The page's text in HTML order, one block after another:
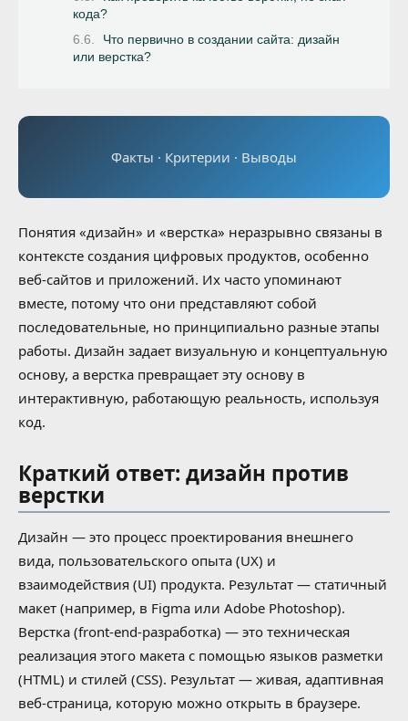
кода?
Что первично в создании сайта: дизайн
или верстка?
Факты · Критерии · Выводы
Понятия «дизайн» и «верстка» неразрывно связаны в
контексте создания цифровых продуктов, особенно
веб-сайтов и приложений. Их часто упоминают
вместе, потому что они представляют собой
последовательные, но принципиально разные этапы
работы. Дизайн задает визуальную и концептуальную
основу, а верстка превращает эту основу в
интерактивную, работающую реальность, используя
код.
Краткий ответ: дизайн против
верстки
Дизайн — это процесс проектирования внешнего
вида, пользовательского опыта (UX) и
взаимодействия (UI) продукта. Результат — статичный
макет (например, в Figma или Adobe Photoshop).
Верстка (front-end-разработка) — это техническая
реализация этого макета с помощью языков разметки
(HTML) и стилей (CSS). Результат — живая, адаптивная
веб-страница, которую можно открыть в браузере.